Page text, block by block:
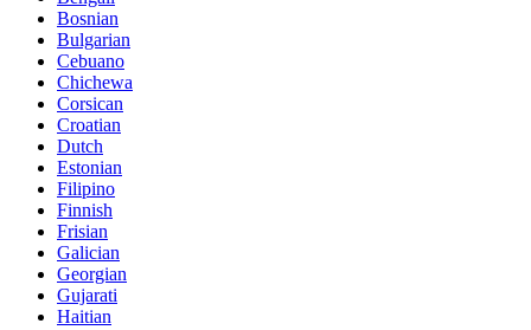
Bosnian
Bulgarian
Cebuano
Chichewa
Corsican
Croatian
Dutch
Estonian
Filipino
Finnish
Frisian
Galician
Georgian
Gujarati
Haitian